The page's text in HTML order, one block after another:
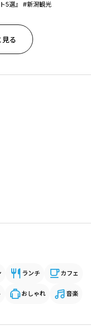
5選』 #新潟観光
る
ランチ カフェ
おしゃれ 音楽